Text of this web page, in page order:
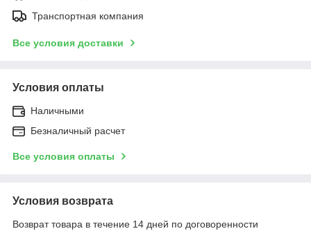
Транспортная компания
Все условия доставки
Условия оплаты
Наличными
Безналичный расчет
Все условия оплаты
Условия возврата
Возврат товара в течение 14 дней по договоренности